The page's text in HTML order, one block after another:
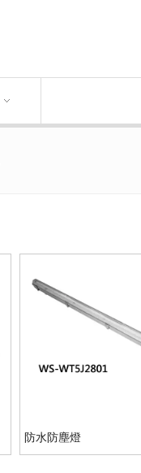
防水防塵燈